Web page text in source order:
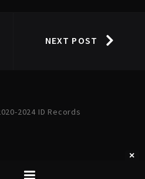
NEXT POST
2024 ID Records